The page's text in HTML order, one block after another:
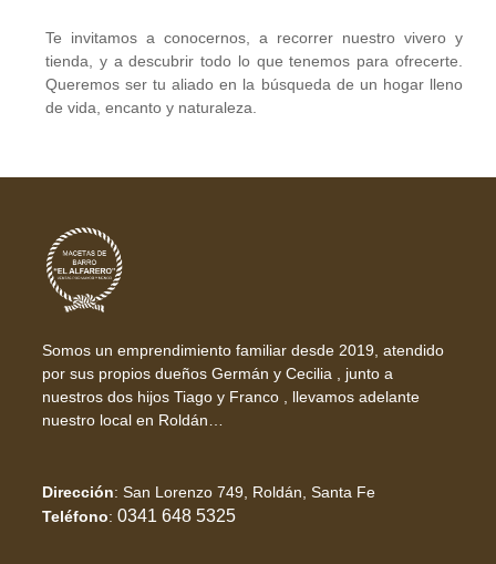
Te invitamos a conocernos, a recorrer nuestro vivero y
tienda, y a descubrir todo lo que tenemos para ofrecerte.
Queremos ser tu aliado en la búsqueda de un hogar lleno
de vida, encanto y naturaleza.
Somos un emprendimiento familiar desde 2019, atendido
por sus propios dueños Germán y Cecilia , junto a
nuestros dos hijos Tiago y Franco , llevamos adelante
nuestro local en Roldán…
Dirección: San Lorenzo 749, Roldán, Santa Fe
Teléfono: 0341 648 5325